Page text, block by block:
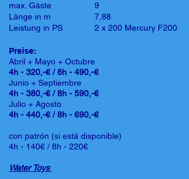
max. Gäste
Länge in m
Leistung in PS
9
7,88
2 x 200 Mercury F200
Preise:
Abril + Mayo + Octubre
4h - 320,-€ / 8h - 490,-€
Junio + Septiembre
4h - 380,-€ / 8h - 590,-€
Julio + Agosto
4h - 440,-€ / 8h - 690,-€
con patrón (si está disponible)
4h - 140€ / 8h - 220€
Water Toys